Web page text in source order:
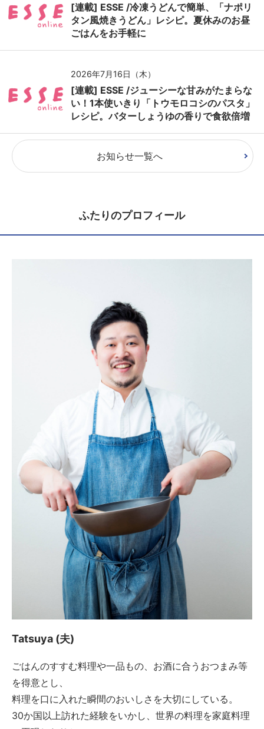
[連載] ESSE /冷凍うどんで簡単、「ナポリ
タン風焼きうどん」レシピ。夏休みのお昼
ごはんをお手軽に
2026年7月16日（木）
[連載] ESSE /ジューシーな甘みがたまらな
い！1本使いきり「トウモロコシのパスタ」
レシピ。バターしょうゆの香りで食欲倍増
お知らせ一覧へ
ふたりのプロフィール
Tatsuya (夫)
ごはんのすすむ料理や一品もの、お酒に合うおつまみ等
を得意とし、
料理を口に入れた瞬間のおいしさを大切にしている。
30か国以上訪れた経験をいかし、世界の料理を家庭料理